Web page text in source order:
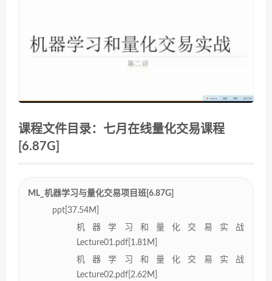
课程文件目录：七月在线量化交易课程
[6.87G]
ML_机器学习与量化交易项目班[6.87G]
ppt[37.54M]
机器学习和量化交易实战
Lecture01.pdf[1.81M]
机器学习和量化交易实战
Lecture02.pdf[2.62M]